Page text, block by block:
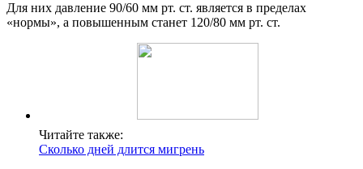
Для них давление 90/60 мм рт. ст. является в пределах
«нормы», а повышенным станет 120/80 мм рт. ст.
Читайте также:
Сколько дней длится мигрень